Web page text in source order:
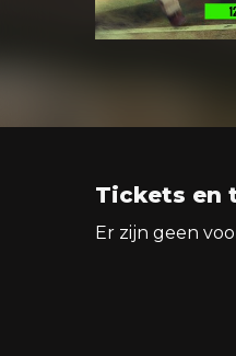
Tickets en
Er zijn geen